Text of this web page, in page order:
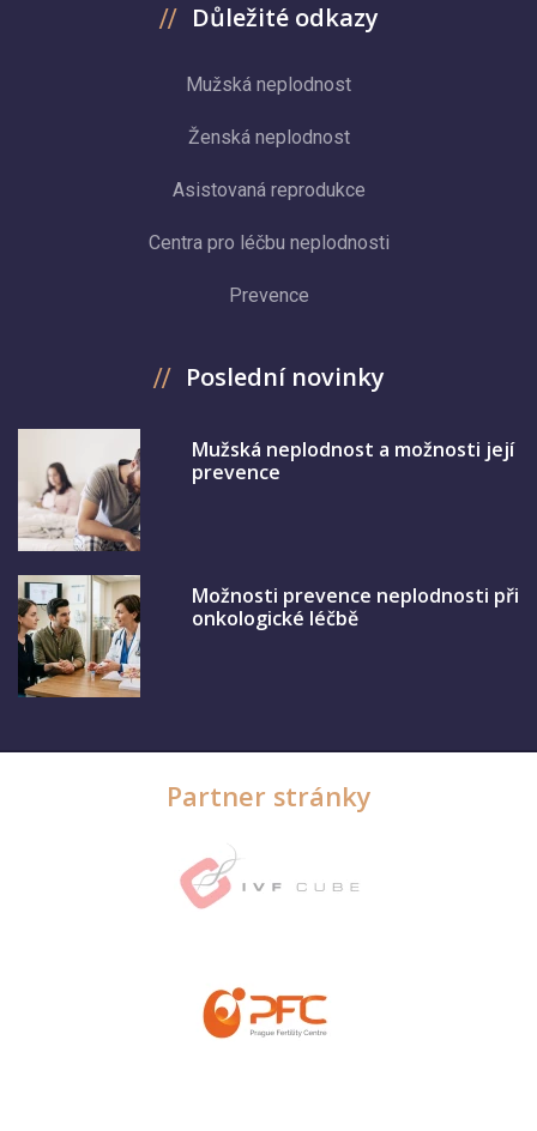
Důležité odkazy
Mužská neplodnost
Ženská neplodnost
Asistovaná reprodukce
Centra pro léčbu neplodnosti
Prevence
Poslední novinky
Mužská neplodnost a možnosti její
prevence
Možnosti prevence neplodnosti při
onkologické léčbě
Partner stránky